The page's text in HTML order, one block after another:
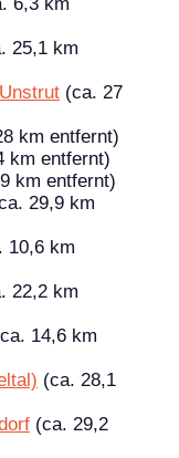
25,1 km
(ca. 27
km entfernt)
km entfernt)
km entfernt)
29,9 km
10,6 km
22,2 km
14,6 km
(ca. 28,1
(ca. 29,2